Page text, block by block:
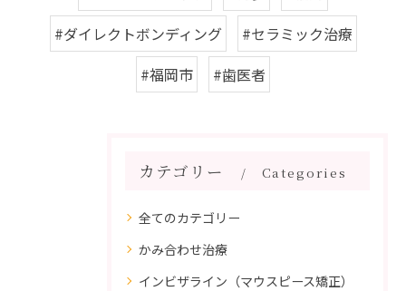
#ダイレクトボンディング
#セラミック治療
#福岡市
#歯医者
カテゴリー Categories
全てのカテゴリー
かみ合わせ治療
インビザライン（マウスピース矯正）